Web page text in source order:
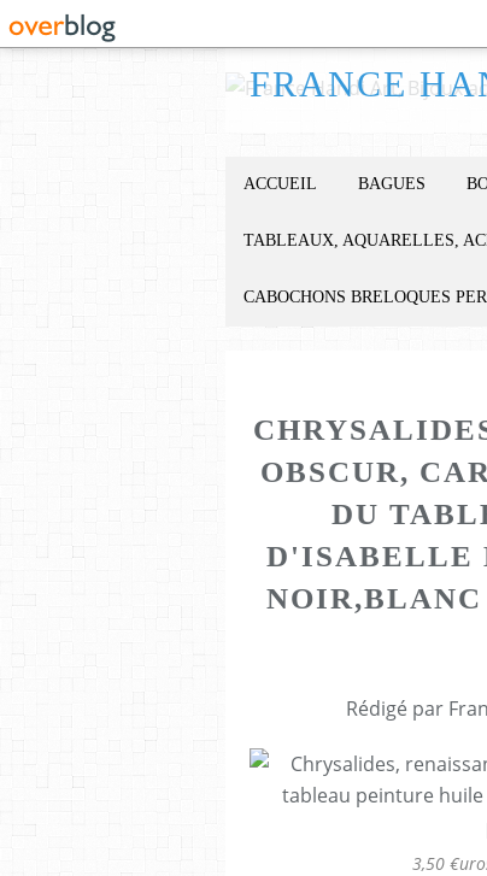
ACCUEIL BAGUES
TABLEAUX, AQUARELLES,
CABOCHONS BRELOQUES
OBSCUR,
DU
D'ISABELLE
Rédigé par
3,50